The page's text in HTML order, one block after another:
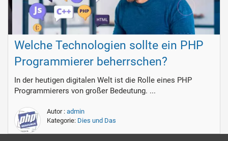
Welche Technologien sollte ein PHP
Programmierer beherrschen?
In der heutigen digitalen Welt ist die Rolle eines PHP
Programmierers von großer Bedeutung. ...
Autor : admin
Kategorie: Dies und Das